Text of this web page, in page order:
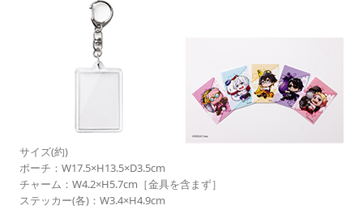
サイズ(約)
ポーチ：W17.5×H13.5×D3.5cm
チャーム：W4.2×H5.7cm［金具を含まず］
ステッカー(各)：W3.4×H4.9cm